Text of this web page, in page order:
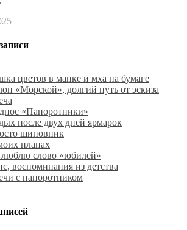
цветов в манке и мха на бумаге
«Морской», долгий путь от эскиза
«Папоротники»
после двух дней ярмарок
шиповник
планах
слово «юбилей»
воспоминания из детства
с папоротником